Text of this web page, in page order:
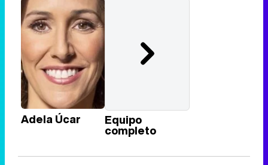
Adela Úcar Equipo
completo